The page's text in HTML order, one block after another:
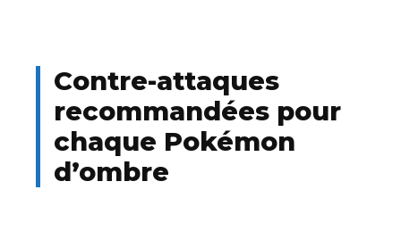
Contre-attaques
recommandées pour
chaque Pokémon
d’ombre